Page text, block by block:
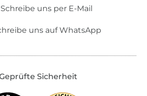
Schreibe uns per E-Mail
uns auf WhatsApp
Sicherheit